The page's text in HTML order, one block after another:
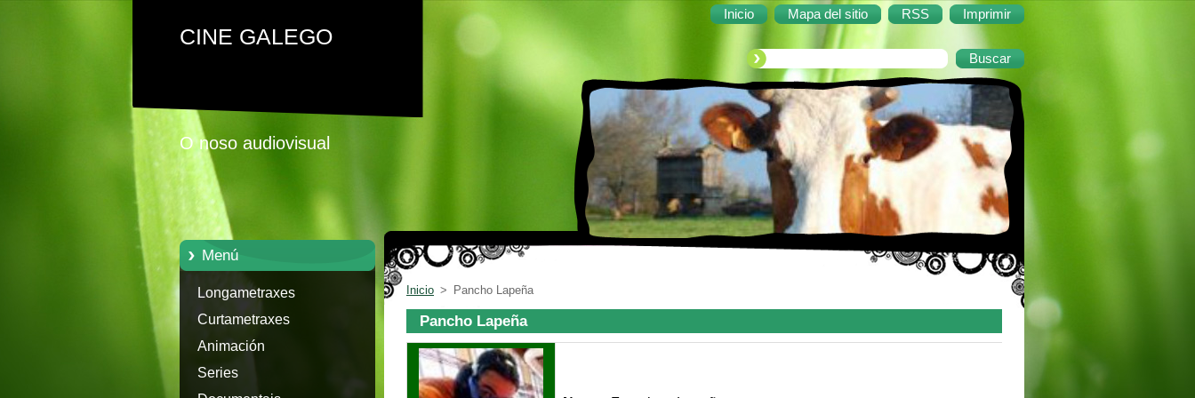
Inicio Mapa del sitio RSS Imprimir
CINE GALEGO
O noso audiovisual
Menú
Longametraxes
Curtametraxes
Animación
Series
Inicio > Pancho Lapeña
Pancho Lapeña